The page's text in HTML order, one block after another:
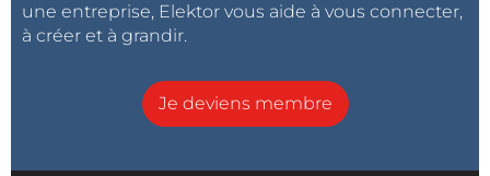
une entreprise, Elektor vous aide à vous connecter,
à créer et à grandir.
Je deviens membre